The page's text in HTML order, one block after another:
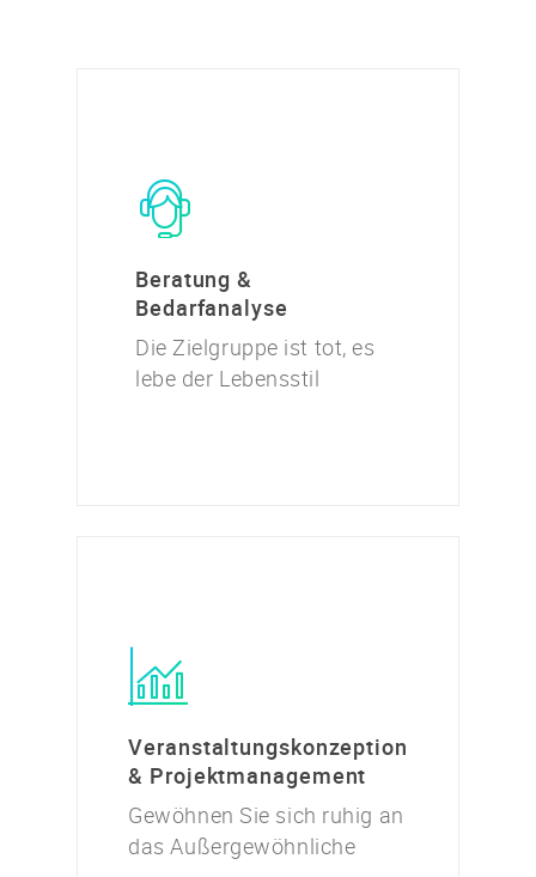
Beratung &
Bedarfanalyse
Die Zielgruppe ist tot, es
lebe der Lebensstil
Veranstaltungskonzeption
& Projektmanagement
Gewöhnen Sie sich ruhig an
das Außergewöhnliche